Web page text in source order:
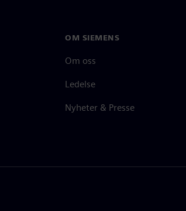
OM SIEMENS
Om oss
Ledelse
Nyheter & Presse